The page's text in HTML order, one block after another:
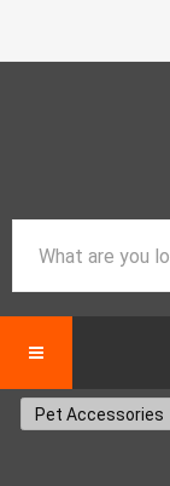
Pet Accessories